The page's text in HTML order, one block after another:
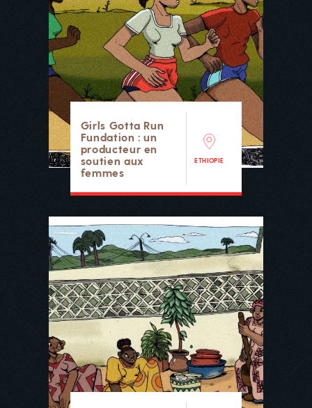
Girls Gotta Run
Fundation : un
producteur en
soutien aux
femmes
ETHIOPIE